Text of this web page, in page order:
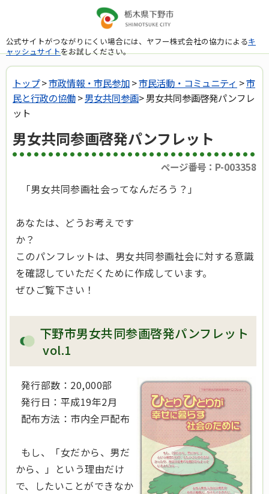
公式サイトがつながりにくい場合には、ヤフー株式会社の協力によるキ
ャッシュサイトをお試しください。
トップ>市政情報・市民参加>市民活動・コミュニティ >市
民と行政の協働>男女共同参画> 男女共同参画啓発パンフレ
ット
男女共同参画啓発パンフレット
ページ番号：P-003358
「男女共同参画社会ってなんだろう？」
あなたは、どうお考えです
か？
このパンフレットは、男女共同参画社会に対する意識
を確認していただくために作成しています。
ぜひご覧下さい！
下野市男女共同参画啓発パンフレット
vol.1
発行部数：20,000部
発行日：平成19年2月
配布方法：市内全戸配布
もし、「女だから、男だ
から、」という理由だけ
で、したいことができなか